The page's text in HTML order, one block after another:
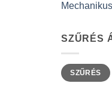
SZŰRÉS
Min
ár
Max
ár
SZŰRÉS